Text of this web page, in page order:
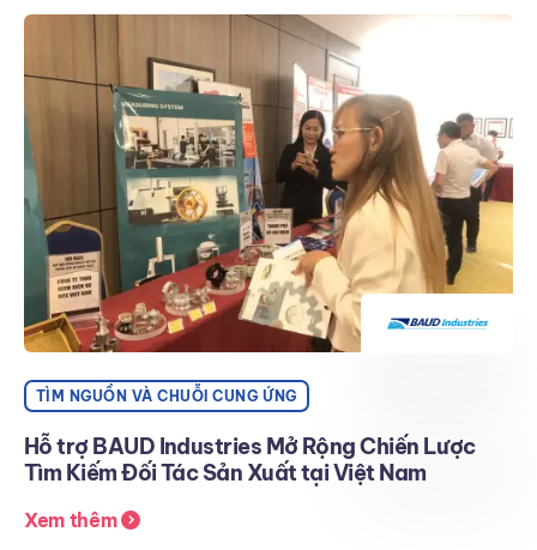
TÌM NGUỒN VÀ CHUỖI CUNG ỨNG
Hỗ trợ BAUD Industries Mở Rộng Chiến Lược
Tìm Kiếm Đối Tác Sản Xuất tại Việt Nam
Xem thêm